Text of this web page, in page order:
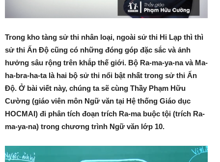
Trong kho tàng sử thi nhân loại, ngoài sử thi Hi Lạp thì thì
sử thi Ấn Độ cũng có những đóng góp đặc sắc và ảnh
hưởng sâu rộng trên khắp thế giới. Bộ Ra-ma-ya-na và Ma-
ha-bra-ha-ta là hai bộ sử thi nổi bật nhất trong sử thi Ấn
Độ. Ở bài viết này, chúng ta sẽ cùng Thầy Phạm Hữu
Cường (giáo viên môn Ngữ văn tại Hệ thống Giáo dục
HOCMAI) đi phân tích đoạn trích Ra-ma buộc tội (trích Ra-
ma-ya-na) trong chương trình Ngữ văn lớp 10.